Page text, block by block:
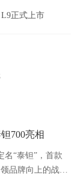
正式上市
700亮相
名“泰钽”，首款
品牌向上的战略